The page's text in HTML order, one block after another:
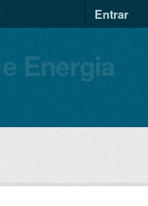
Entrar
Energia